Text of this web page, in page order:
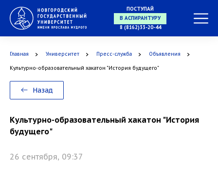
ПОСТУПАЙ
В АСПИРАНТУРУ
8 (8162)33-20-44
Главная Университет Пресс-служба Объявления
Культурно-образовательный хакатон "История будущего"
Назад
Культурно-образовательный хакатон "История
будущего"
26 сентября, 09:37